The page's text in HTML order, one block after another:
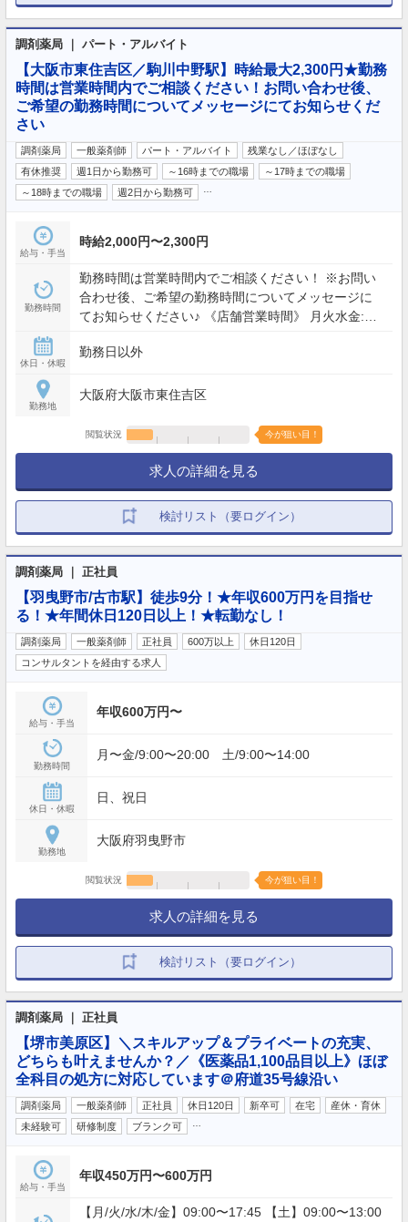
調剤薬局 ｜ パート・アルバイト
【大阪市東住吉区／駒川中野駅】時給最大2,300円★勤務
時間は営業時間内でご相談ください！お問い合わせ後、
ご希望の勤務時間についてメッセージにてお知らせくだ
さい
調剤薬局 一般薬剤師 パート・アルバイト
残業なし／ほぼなし
有休推奨
週1日から勤務可 ～16時までの職場
～17時までの職場
～18時までの職場
週2日から勤務可
給与・手当
時給2,000円〜2,300円
勤務時間
勤務時間は営業時間内でご相談ください！ ※お問い
合わせ後、ご希望の勤務時間についてメッセージに
てお知らせください♪ 《店舗営業時間》 月火水金:
休日・休暇
勤務日以外
勤務地
大阪府大阪市東住吉区
閲覧状況 今が狙い目！
求人の詳細を見る
検討リスト（要ログイン）
調剤薬局 ｜ 正社員
【羽曳野市/古市駅】徒歩9分！★年収600万円を目指せ
る！★年間休日120日以上！★転勤なし！
調剤薬局 一般薬剤師 正社員 600万以上
休日120日
コンサルタントを経由する求人
給与・手当
年収600万円〜
勤務時間
月〜金/9:00〜20:00 土/9:00〜14:00
休日・休暇
日、祝日
勤務地
大阪府羽曳野市
閲覧状況 今が狙い目！
求人の詳細を見る
検討リスト（要ログイン）
調剤薬局 ｜ 正社員
【堺市美原区】＼スキルアップ＆プライベートの充実、
どちらも叶えませんか？／《医薬品1,100品目以上》ほぼ
全科目の処方に対応しています＠府道35号線沿い
調剤薬局 一般薬剤師 正社員 休日120日 新卒可 在宅
産休・育休
未経験可
研修制度 ブランク可
給与・手当
年収450万円〜600万円
【月/火/水/木/金】09:00〜17:45 【土】09:00〜13:00